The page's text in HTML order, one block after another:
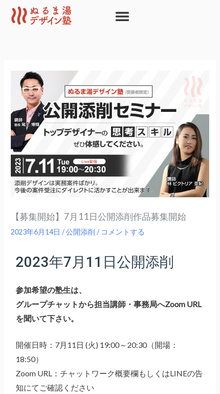
【募集開始】7月11日公開添削作品募集開始
2023年6月14日/公開添削 / コメントする
2023年7月11日公開添削
参加希望の塾生は、
グループチャットから担当講師・事務局へZoom URL
を聞いて下さい。
開催日時：7月11日 (火) 19:00～20:30（開場：
18:50）
Zoom URL：チャットワーク概要欄もしくはLINEの告
知にてご確認ください